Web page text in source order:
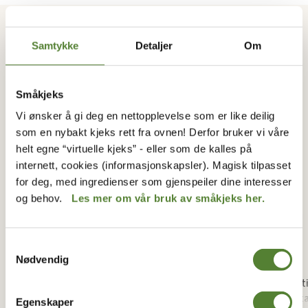
Samtykke Detaljer Om
Småkjeks
Vi ønsker å gi deg en nettopplevelse som er like deilig
som en nybakt kjeks rett fra ovnen! Derfor bruker vi våre
helt egne “virtuelle kjeks” - eller som de kalles på
internett, cookies (informasjonskapsler). Magisk tilpasset
for deg, med ingredienser som gjenspeiler dine interesser
og behov. Les mer om vår bruk av småkjeks her.
Nødvendig
Egenskaper
BLI BEDRE KJENT MED DYRENE I
DYREPARKEN
21 timer hver dag, men når løvene først
Tigeren